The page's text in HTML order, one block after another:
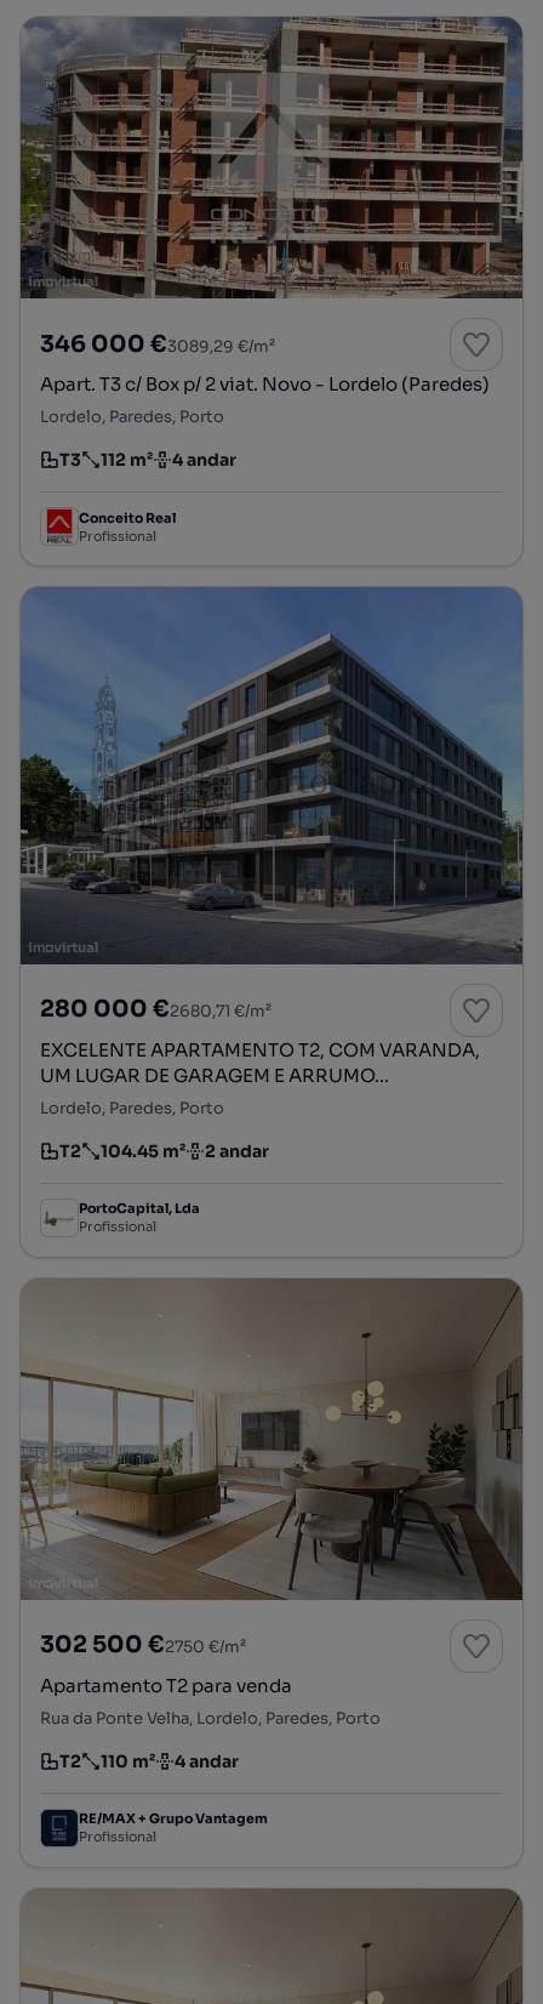
346 000 €3089,29 €/m²
Apart. T3 c/ Box p/ 2 viat. Novo - Lordelo (Paredes)
Lordelo, Paredes, Porto
Tipologia
T3
Preço por metro quadrado
112 m²
Andar 4 andar
Conceito Real
Profissional
280 000 €2680,71 €/m²
EXCELENTE APARTAMENTO T2, COM VARANDA,
UM LUGAR DE GARAGEM E ARRUMO...
Lordelo, Paredes, Porto
Tipologia
T2
Preço por metro quadrado
104.45 m²
Andar 2 andar
PortoCapital, Lda
Profissional
302 500 €2750 €/m²
Apartamento T2 para venda
Rua da Ponte Velha, Lordelo, Paredes, Porto
Tipologia
T2
Preço por metro quadrado
110 m²
Andar 4 andar
RE/MAX + Grupo Vantagem
Profissional